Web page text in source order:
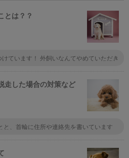
とは？？
ています！ 外飼いなんてやめていただき
走した場合の対策など
と、首輪に住所や連絡先を書いています